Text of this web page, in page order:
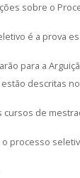
sobre o
é a prova
para a
descritas
de
processo